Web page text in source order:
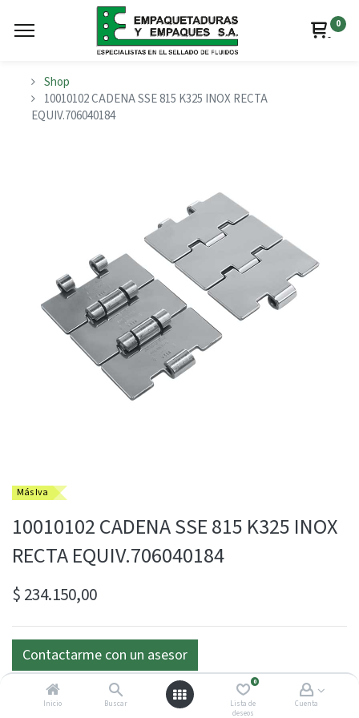
Inicio Buscar
0
Lista de
deseos
Cuenta
0
Shop
10010102 CADENA SSE 815 K325 INOX RECTA
EQUIV.706040184
Más Iva
10010102 CADENA SSE 815 K325 INOX
RECTA EQUIV.706040184
$ 234.150,00
Contactarme con un asesor